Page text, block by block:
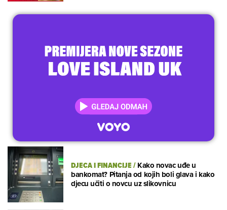
DJECA I FINANCIJE/Kako novac uđe u
bankomat? Pitanja od kojih boli glava i kako
djecu učiti o novcu uz slikovnicu